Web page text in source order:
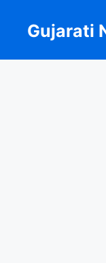
content
Gujarati